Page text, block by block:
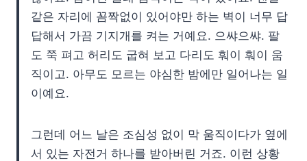
같은 자리에 꼼짝없이 있어야만 하는 벽이 너무 답
답해서 가끔 기지개를 켜는 거예요. 으쌰으쌰. 팔
도 쭉 펴고 허리도 굽혀 보고 다리도 훠이 훠이 움
직이고. 아무도 모르는 야심한 밤에만 일어나는 일
이예요.
그런데 어느 날은 조심성 없이 막 움직이다가 옆에
서 있는 자전거 하나를 받아버린 거죠. 이런 상황